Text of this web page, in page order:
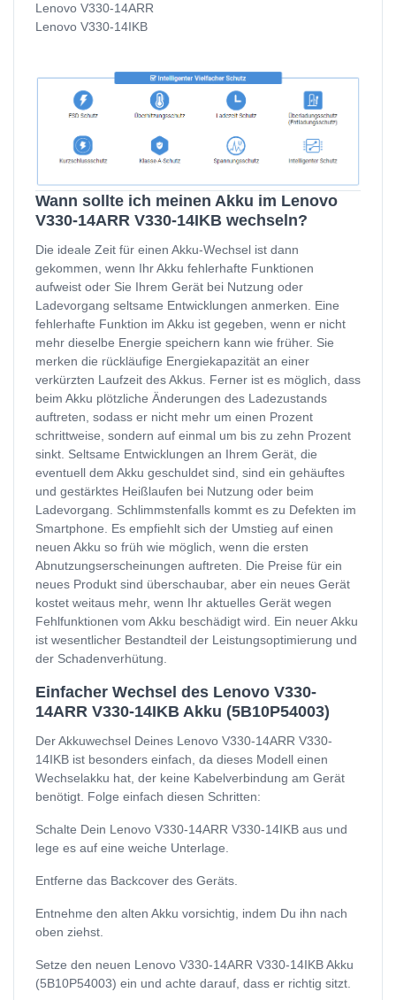
Lenovo V330-14ARR
Lenovo V330-14IKB
Wann sollte ich meinen Akku im Lenovo
V330-14ARR V330-14IKB wechseln?
Die ideale Zeit für einen Akku-Wechsel ist dann
gekommen, wenn Ihr Akku fehlerhafte Funktionen
aufweist oder Sie Ihrem Gerät bei Nutzung oder
Ladevorgang seltsame Entwicklungen anmerken. Eine
fehlerhafte Funktion im Akku ist gegeben, wenn er nicht
mehr dieselbe Energie speichern kann wie früher. Sie
merken die rückläufige Energiekapazität an einer
verkürzten Laufzeit des Akkus. Ferner ist es möglich, dass
beim Akku plötzliche Änderungen des Ladezustands
auftreten, sodass er nicht mehr um einen Prozent
schrittweise, sondern auf einmal um bis zu zehn Prozent
sinkt. Seltsame Entwicklungen an Ihrem Gerät, die
eventuell dem Akku geschuldet sind, sind ein gehäuftes
und gestärktes Heißlaufen bei Nutzung oder beim
Ladevorgang. Schlimmstenfalls kommt es zu Defekten im
Smartphone. Es empfiehlt sich der Umstieg auf einen
neuen Akku so früh wie möglich, wenn die ersten
Abnutzungserscheinungen auftreten. Die Preise für ein
neues Produkt sind überschaubar, aber ein neues Gerät
kostet weitaus mehr, wenn Ihr aktuelles Gerät wegen
Fehlfunktionen vom Akku beschädigt wird. Ein neuer Akku
ist wesentlicher Bestandteil der Leistungsoptimierung und
der Schadenverhütung.
Einfacher Wechsel des Lenovo V330-
14ARR V330-14IKB Akku (5B10P54003)
Der Akkuwechsel Deines Lenovo V330-14ARR V330-
14IKB ist besonders einfach, da dieses Modell einen
Wechselakku hat, der keine Kabelverbindung am Gerät
benötigt. Folge einfach diesen Schritten:
Schalte Dein Lenovo V330-14ARR V330-14IKB aus und
lege es auf eine weiche Unterlage.
Entferne das Backcover des Geräts.
Entnehme den alten Akku vorsichtig, indem Du ihn nach
oben ziehst.
Setze den neuen Lenovo V330-14ARR V330-14IKB Akku
(5B10P54003) ein und achte darauf, dass er richtig sitzt.